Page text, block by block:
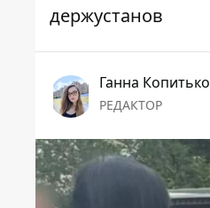
держустанов
Ганна Копитько
РЕДАКТОР